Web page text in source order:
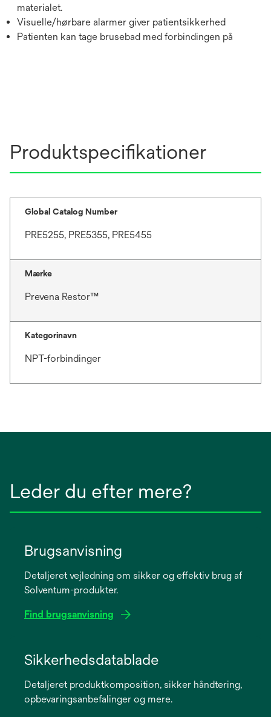
materialet.
Visuelle/hørbare alarmer giver patientsikkerhed
Patienten kan tage brusebad med forbindingen på
Produktspecifikationer
Global Catalog Number
PRE5255, PRE5355, PRE5455
Mærke
Prevena Restor™
Kategorinavn
NPT-forbindinger
Leder du efter mere?
Brugsanvisning
Detaljeret vejledning om sikker og effektiv brug af
Solventum-produkter.
Find brugsanvisning
new
Sikkerhedsdatablade
Detaljeret produktkomposition, sikker håndtering,
opbevaringsanbefalinger og mere.